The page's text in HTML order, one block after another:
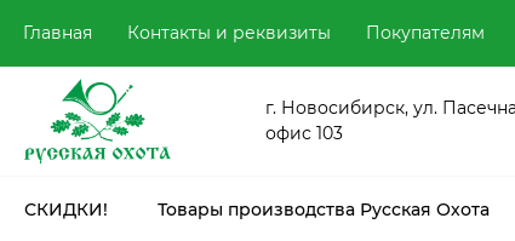
Главная Контакты и реквизиты Покупателям
г. Новосибирск, ул.
офис 103
СКИДКИ! Товары производства Русская Охота